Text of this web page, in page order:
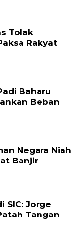
Tolak
Rakyat
Baharu
Beban
Negara Niah
Banjir
SIC: Jorge
Tangan